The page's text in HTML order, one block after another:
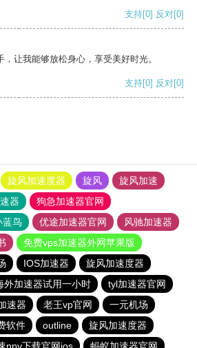
支持[0] 反对[0]
让我能够放松身心，享受美好时光。
支持[0] 反对[0]
旋风加速度器 旋风
旋风加速
器
狗急加速器官网
蓝鸟 优途加速器官网
风驰加速器
免费vps加速器外网苹果版
IOS加速器
旋风加速度器
外加速器试用一小时
tyl加速器官网
速器 老王vp官网
一元机场
软件 outline
旋风加速度器